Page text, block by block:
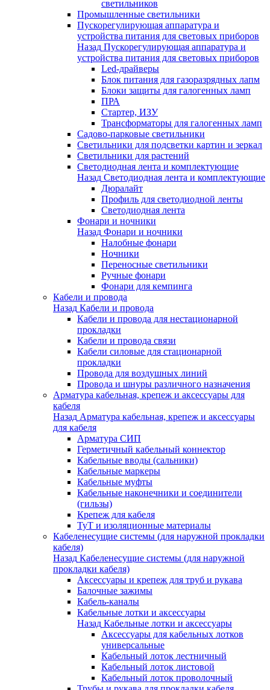
светильников
Промышленные светильники
Пускорегулирующая аппаратура и
устройства питания для световых приборов
Назад Пускорегулирующая аппаратура и
устройства питания для световых приборов
Led-драйверы
Блок питания для газоразрядных лапм
Блоки защиты для галогенных ламп
ПРА
Стартер, ИЗУ
Трансформаторы для галогенных ламп
Садово-парковые светильники
Светильники для подсветки картин и зеркал
Светильники для растений
Светодиодная лента и комплектующие
Назад Светодиодная лента и комплектующие
Дюралайт
Профиль для светодиодной ленты
Светодиодная лента
Фонари и ночники
Назад Фонари и ночники
Налобные фонари
Ночники
Переносные светильники
Ручные фонари
Фонари для кемпинга
Кабели и провода
Назад Кабели и провода
Кабели и провода для нестационарной
прокладки
Кабели и провода связи
Кабели силовые для стационарной
прокладки
Провода для воздушных линий
Провода и шнуры различного назначения
Арматура кабельная, крепеж и аксессуары для
кабеля
Назад Арматура кабельная, крепеж и аксессуары
для кабеля
Арматура СИП
Герметичный кабельный коннектор
Кабельные вводы (сальники)
Кабельные маркеры
Кабельные муфты
Кабельные наконечники и соединители
(гильзы)
Крепеж для кабеля
ТуТ и изоляционные материалы
Кабеленесущие системы (для наружной прокладки
кабеля)
Назад Кабеленесущие системы (для наружной
прокладки кабеля)
Аксессуары и крепеж для труб и рукава
Балочные зажимы
Кабель-каналы
Кабельные лотки и аксессуары
Назад Кабельные лотки и аксессуары
Аксессуары для кабельных лотков
универсальные
Кабельный лоток лестничный
Кабельный лоток листовой
Кабельный лоток проволочный